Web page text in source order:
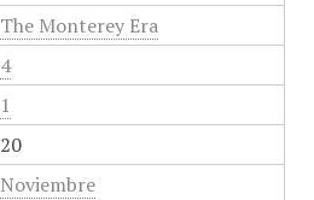
The Monterey Era
4
1
20
Noviembre